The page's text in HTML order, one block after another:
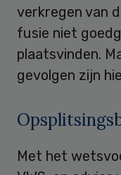
verkregen van
fusie niet
plaatsvinden.
gevolgen zijn
Met het